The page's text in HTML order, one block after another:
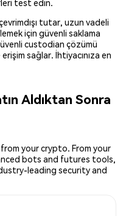
test edin.
tutar, uzun vadeli
için güvenli saklama
custodian çözümü
sağlar. İhtiyacınıza en
Aldıktan Sonra
your crypto. From your
bots and futures tools,
leading security and